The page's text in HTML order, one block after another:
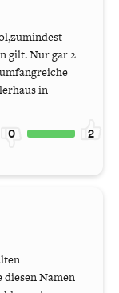
gilt. Nur gar 2
in
0 2
Namen